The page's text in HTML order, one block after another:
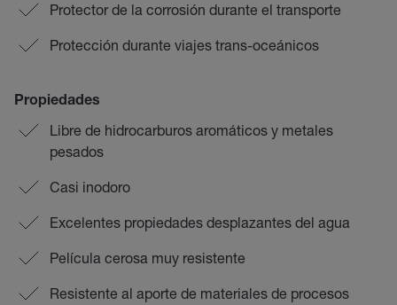
Protector de la corrosión durante el transporte
Protección durante viajes trans-oceánicos
Propiedades
Libre de hidrocarburos aromáticos y metales
pesados
Casi inodoro
Excelentes propiedades desplazantes del agua
Película cerosa muy resistente
Resistente al aporte de materiales de procesos